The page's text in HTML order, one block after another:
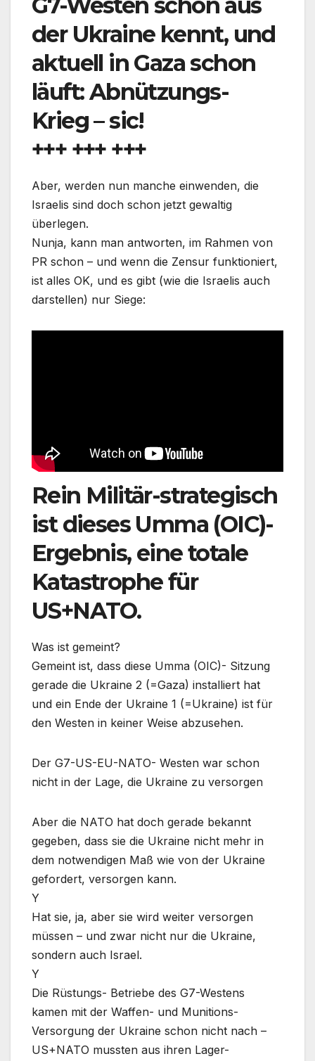
der Ukraine kennt, und
aktuell in Gaza schon
läuft: Abnützungs-
Krieg – sic!
+++ +++ +++
Aber, werden nun manche einwenden, die
Israelis sind doch schon jetzt gewaltig
überlegen.
Nunja, kann man antworten, im Rahmen von
PR schon – und wenn die Zensur funktioniert,
ist alles OK, und es gibt (wie die Israelis auch
darstellen) nur Siege:
Rein Militär-strategisch
ist dieses Umma (OIC)-
Ergebnis, eine totale
Katastrophe für
US+NATO.
Was ist gemeint?
Gemeint ist, dass diese Umma (OIC)- Sitzung
gerade die Ukraine 2 (=Gaza) installiert hat
und ein Ende der Ukraine 1 (=Ukraine) ist für
den Westen in keiner Weise abzusehen.
Der G7-US-EU-NATO- Westen war schon
nicht in der Lage, die Ukraine zu versorgen
Aber die NATO hat doch gerade bekannt
gegeben, dass sie die Ukraine nicht mehr in
dem notwendigen Maß wie von der Ukraine
gefordert, versorgen kann.
Y
Hat sie, ja, aber sie wird weiter versorgen
müssen – und zwar nicht nur die Ukraine,
sondern auch Israel.
Y
Die Rüstungs- Betriebe des G7-Westens
kamen mit der Waffen- und Munitions-
Versorgung der Ukraine schon nicht nach –
US+NATO mussten aus ihren Lager-